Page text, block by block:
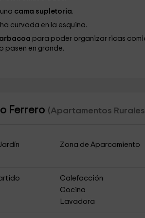
cama supletoria.
curvada en la esquina.
para poder organizar ricas
pasen en grande.
Ferrero (Apartamentos
Zona de Aparcamiento
Calefacción
Cocina
Lavadora